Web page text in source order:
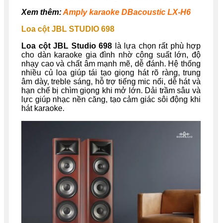
Xem thêm:Amply karaoke DBacoustic LX-H6
Loa cột JBL STUDIO 698
Loa cột JBL Studio 698 là lựa chọn rất phù hợp
cho dàn karaoke gia đình nhờ công suất lớn, độ
nhạy cao và chất âm mạnh mẽ, dễ đánh. Hệ thống
nhiều củ loa giúp tái tạo giọng hát rõ ràng, trung
âm dày, treble sáng, hỗ trợ tiếng mic nổi, dễ hát và
hạn chế bị chìm giọng khi mở lớn. Dải trầm sâu và
lực giúp nhạc nền căng, tạo cảm giác sôi động khi
hát karaoke.